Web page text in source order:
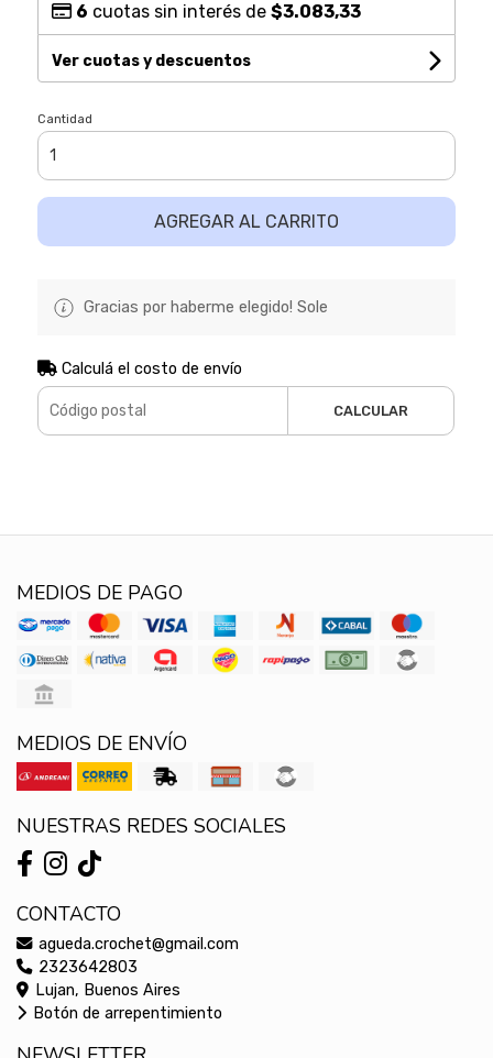
6 cuotas sin interés de $3.083,33
Ver cuotas y descuentos
Cantidad
AGREGAR AL CARRITO
Gracias por haberme elegido! Sole
Calculá el costo de envío
CALCULAR
MEDIOS DE PAGO
MEDIOS DE ENVÍO
NUESTRAS REDES SOCIALES
CONTACTO
agueda.crochet@gmail.com
2323642803
Lujan, Buenos Aires
Botón de arrepentimiento